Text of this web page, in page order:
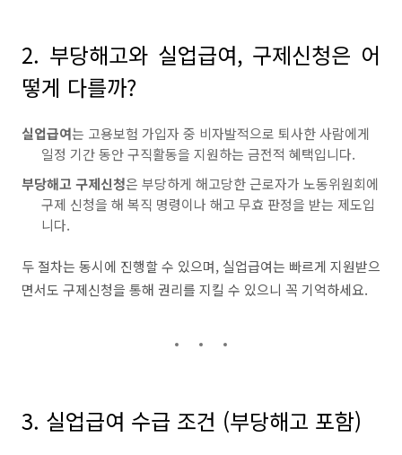
2. 부당해고와 실업급여, 구제신청은 어
떻게 다를까?
실업급여는 고용보험 가입자 중 비자발적으로 퇴사한 사람에게
일정 기간 동안 구직활동을 지원하는 금전적 혜택입니다.
부당해고 구제신청은 부당하게 해고당한 근로자가 노동위원회에
구제 신청을 해 복직 명령이나 해고 무효 판정을 받는 제도입
니다.
두 절차는 동시에 진행할 수 있으며, 실업급여는 빠르게 지원받으
면서도 구제신청을 통해 권리를 지킬 수 있으니 꼭 기억하세요.
3. 실업급여 수급 조건 (부당해고 포함)